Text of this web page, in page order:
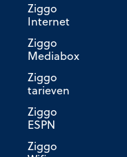
Ziggo
Internet
Ziggo
Mediabox
Ziggo
tarieven
Ziggo
ESPN
Ziggo